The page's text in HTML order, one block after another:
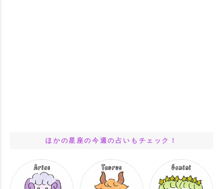
ほかの星座の今週の占いもチェック！